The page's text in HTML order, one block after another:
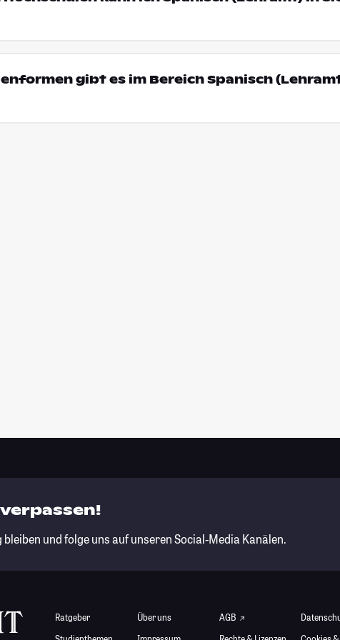
gibt es im Bereich Spanisch
und folge uns auf unseren Social-Media Kanälen.
Ratgeber
Über uns
AGB